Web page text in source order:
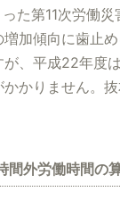
た第11次労働
加傾向に歯止
が、平成22年度
かりません。
間外労働時間の